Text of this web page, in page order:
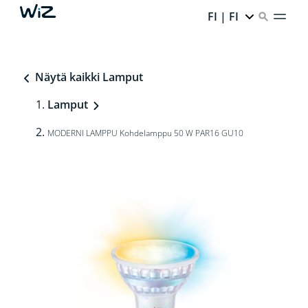
FI | FI
Näytä kaikki Lamput
Lamput
MODERNI LAMPPU Kohdelamppu 50 W PAR16 GU10